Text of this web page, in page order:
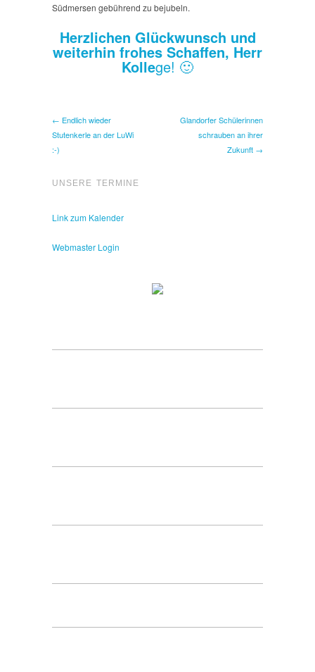
Südmersen gebührend zu bejubeln.
Herzlichen Glückwunsch und
weiterhin frohes Schaffen, Herr
Kollege! 🙂
← Endlich wieder
Stutenkerle an der LuWi
:-)
Glandorfer Schülerinnen
schrauben an ihrer
Zukunft →
UNSERE TERMINE
Link zum Kalender
Webmaster Login